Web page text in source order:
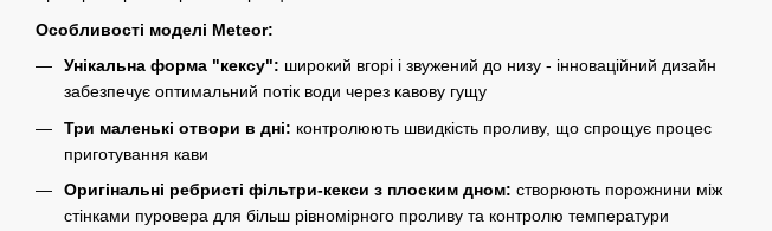
Особливості моделі Meteor:
Унікальна форма "кексу": широкий вгорі і звужений до низу - інноваційний дизайн
забезпечує оптимальний потік води через кавову гущу
Три маленькі отвори в дні: контролюють швидкість проливу, що спрощує процес
приготування кави
Оригінальні ребристі фільтри-кекси з плоским дном: створюють порожнини між
стінками пуровера для більш рівномірного проливу та контролю температури